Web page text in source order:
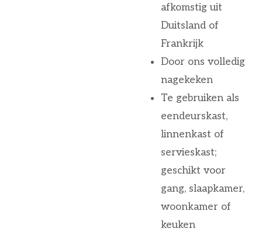
afkomstig uit
Duitsland of
Frankrijk
Door ons volledig
nagekeken
Te gebruiken als
eendeurskast,
linnenkast of
servieskast;
geschikt voor
gang, slaapkamer,
woonkamer of
keuken